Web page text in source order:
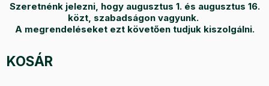
Szeretnénk jelezni, hogy augusztus 1. és augusztus 16.
közt, szabadságon vagyunk.
A megrendeléseket ezt követően tudjuk kiszolgálni.
KOSÁR